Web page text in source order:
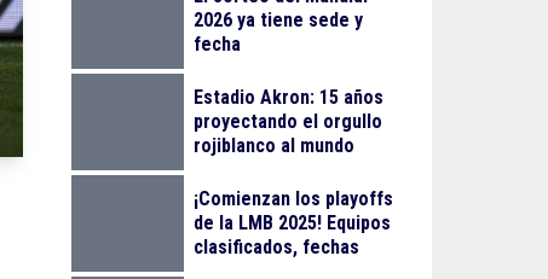
2026 ya tiene sede y
fecha
Estadio Akron: 15 años
proyectando el orgullo
rojiblanco al mundo
¡Comienzan los playoffs
de la LMB 2025! Equipos
clasificados, fechas